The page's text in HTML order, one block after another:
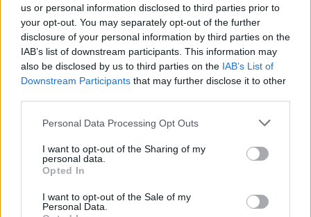
us or personal information disclosed to third parties prior to
your opt-out. You may separately opt-out of the further
disclosure of your personal information by third parties on the
IAB’s list of downstream participants. This information may
also be disclosed by us to third parties on the IAB’s List of
Downstream Participants that may further disclose it to other
Please note that this website/app uses one or more Google
not limited to your visit or usage behaviour. You may click to
grant or deny consent to Google and its third-party tags to
use your data for below specified purposes in below Google
consent section.
Personal Data Processing Opt Outs
I want to opt-out of the Sharing of my
personal data.
Opted In
I want to opt-out of the Sale of my
Personal Data.